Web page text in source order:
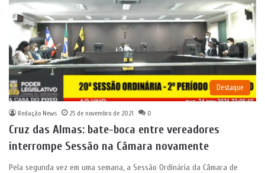
Destaque
Redação News 25 de novembro de 2021 0
Cruz das Almas: bate-boca entre vereadores
interrompe Sessão na Câmara novamente
Pela segunda vez em uma semana, a Sessão Ordinária da Câmara de